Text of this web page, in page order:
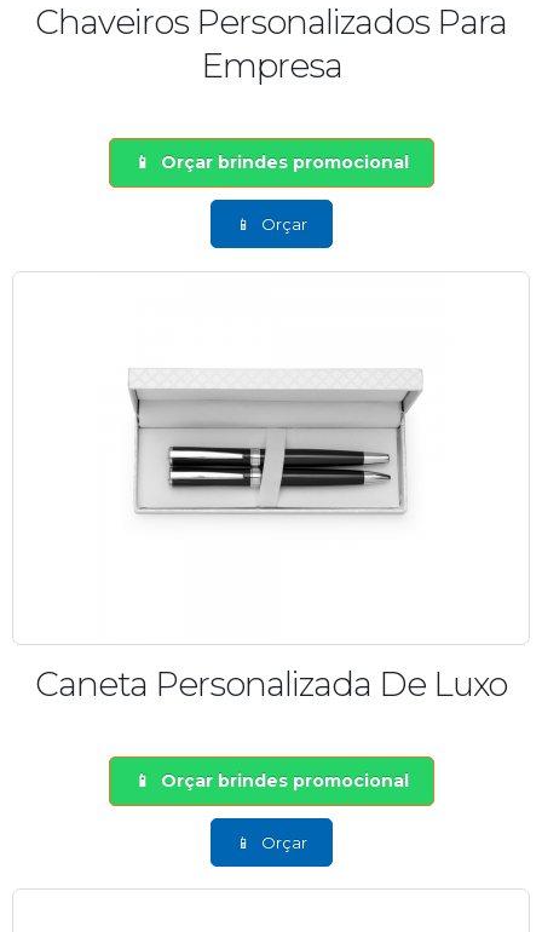
Chaveiros Personalizados Para
Empresa
Orçar brindes promocional
Orçar
Caneta Personalizada De Luxo
Orçar brindes promocional
Orçar